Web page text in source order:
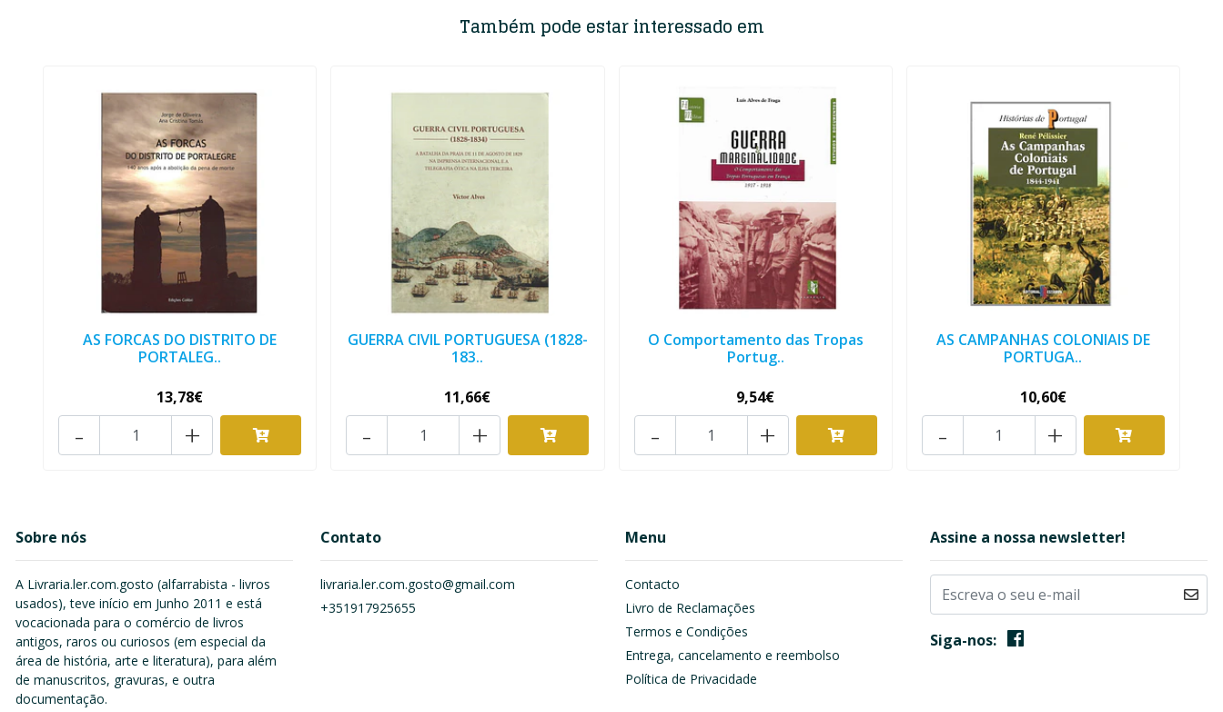
Também pode estar interessado em
AS FORCAS DO DISTRITO DE
PORTALEG..
13,78€
+
-
GUERRA CIVIL PORTUGUESA (1828-
183..
11,66€
+
-
O Comportamento das Tropas
Portug..
9,54€
+
-
AS CAMPANHAS COLONIAIS DE
PORTUGA..
10,60€
+
-
Sobre nós
A Livraria.ler.com.gosto (alfarrabista - livros
usados), teve início em Junho 2011 e está
vocacionada para o comércio de livros
antigos, raros ou curiosos (em especial da
área de história, arte e literatura), para além
de manuscritos, gravuras, e outra
documentação.
Contato
livraria.ler.com.gosto@gmail.com
+351917925655
Menu
Contacto
Livro de Reclamações
Termos e Condições
Entrega, cancelamento e reembolso
Política de Privacidade
Assine a nossa newsletter!
Siga-nos: